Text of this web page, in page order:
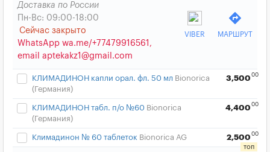
Доставка по России
Пн-Вс: 09:00-18:00
Сейчас закрыто
WhatsApp wa.me/+77479916561,
email aptekakz1@gmail.com
VIBER
directions
МАРШРУТ
КЛИМАДИНОН капли орал. фл. 50 мл Bionorica
(Германия)
3,500 00
КЛИМАДИНОН табл. п/о №60 Bionorica
(Германия)
4,400 00
Климадинон № 60 таблеток Bionorica AG 2,500 00